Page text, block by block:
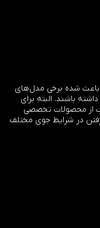
باعث شده برخی مدل‌های
باشند. البته برای
از محصولات تخصصی
در شرایط جوی مختلف